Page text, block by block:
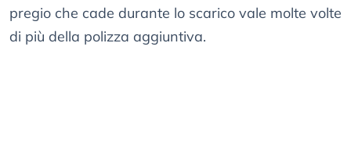
pregio che cade durante lo scarico vale molte volte
di più della polizza aggiuntiva.